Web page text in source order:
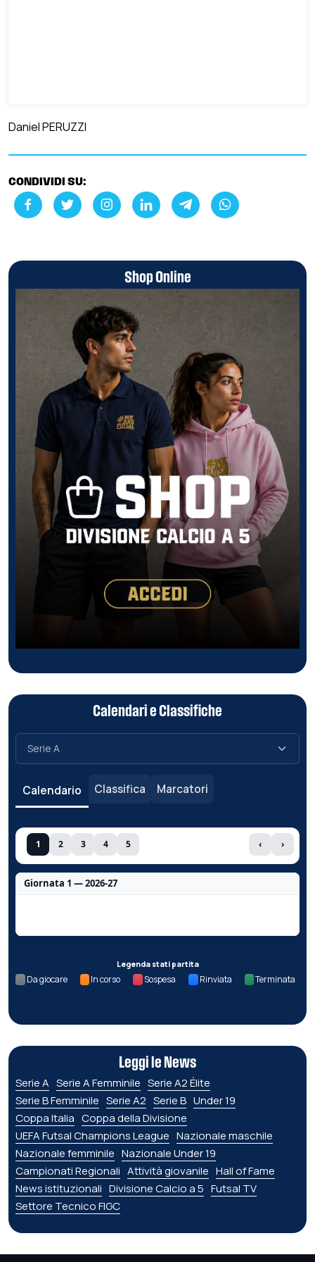
Daniel PERUZZI
CONDIVIDI SU:
Shop Online
Calendari e Classifiche
Calendario Classifica Marcatori
1 2 3 4 5 ‹ ›
Giornata 1 — 2026-27
Legenda stati partita
Da giocare In corso Sospesa Rinviata Terminata
Leggi le News
Serie A Serie A Femminile Serie A2 Élite
Serie B Femminile Serie A2 Serie B Under 19
Coppa Italia Coppa della Divisione
UEFA Futsal Champions League Nazionale maschile
Nazionale femminile Nazionale Under 19
Campionati Regionali Attività giovanile Hall of Fame
News istituzionali Divisione Calcio a 5 Futsal TV
Settore Tecnico FIGC